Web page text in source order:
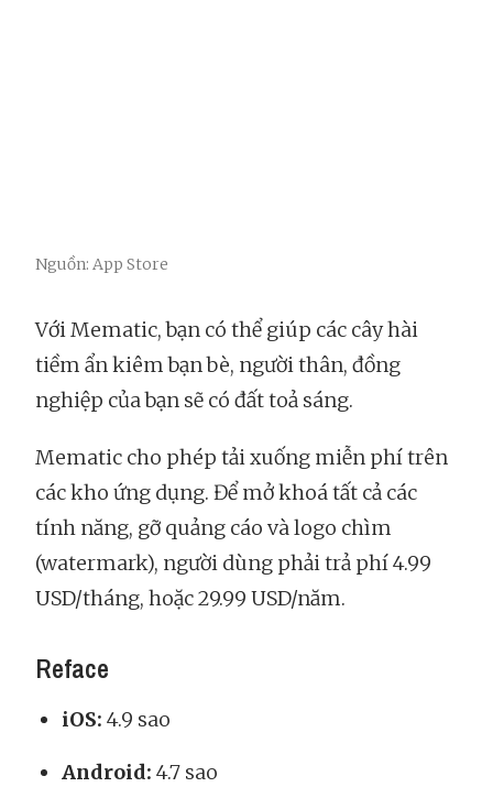
Nguồn: App Store
Với Mematic, bạn có thể giúp các cây hài
tiềm ẩn kiêm bạn bè, người thân, đồng
nghiệp của bạn sẽ có đất toả sáng.
Mematic cho phép tải xuống miễn phí trên
các kho ứng dụng. Để mở khoá tất cả các
tính năng, gỡ quảng cáo và logo chìm
(watermark), người dùng phải trả phí 4.99
USD/tháng, hoặc 29.99 USD/năm.
Reface
iOS: 4.9 sao
Android: 4.7 sao